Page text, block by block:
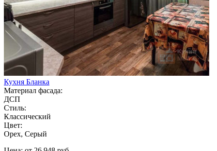
Кухня Бланка
Материал фасада:
ДСП
Стиль:
Классический
Цвет:
Орех, Серый